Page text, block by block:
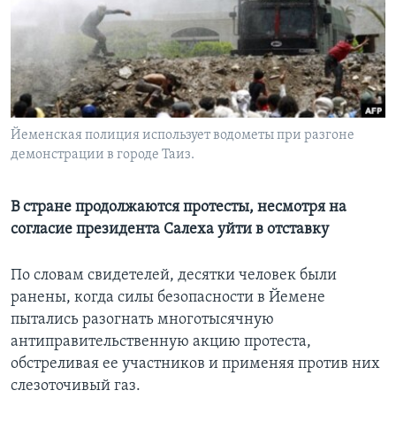
Learning English
СОЦИАЛЬНЫЕ СЕТИ
Языки
Йеменская полиция использует водометы при разгоне
демонстрации в городе Таиз.
В стране продолжаются протесты, несмотря на
согласие президента Салеха уйти в отставку
По словам свидетелей, десятки человек были
ранены, когда силы безопасности в Йемене
пытались разогнать многотысячную
антиправительственную акцию протеста,
обстреливая ее участников и применяя против них
слезоточивый газ.